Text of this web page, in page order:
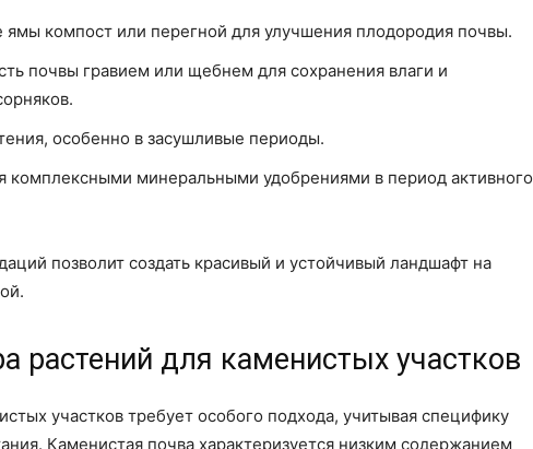
ямы компост или перегной для улучшения плодородия почвы.
почвы гравием или щебнем для сохранения влаги и
особенно в засушливые периоды.
комплексными минеральными удобрениями в период активного
позволит создать красивый и устойчивый ландшафт на
растений для каменистых участков
участков требует особого подхода, учитывая специфику
Каменистая почва характеризуется низким содержанием